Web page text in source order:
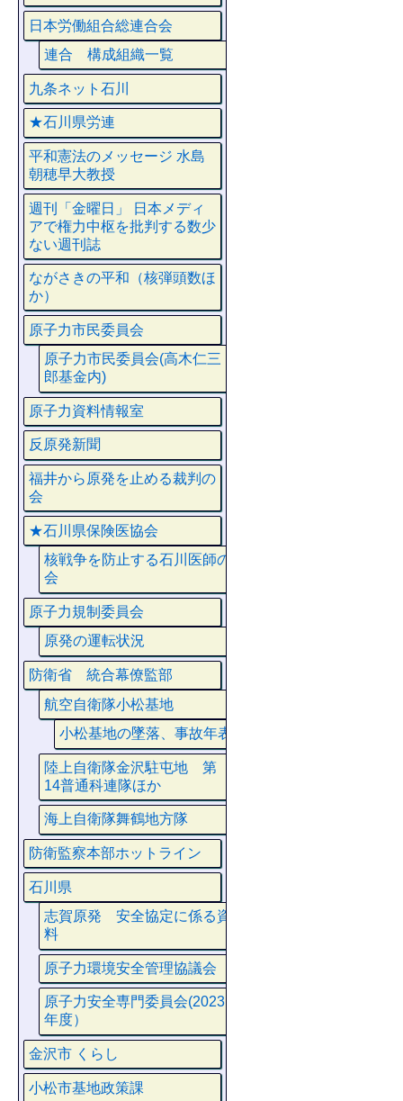
日本労働組合総連合会
連合 構成組織一覧
九条ネット石川
★石川県労連
平和憲法のメッセージ 水島
朝穂早大教授
週刊「金曜日」 日本メディ
アで権力中枢を批判する数少
ない週刊誌
ながさきの平和（核弾頭数ほ
か）
原子力市民委員会
原子力市民委員会(高木仁三
郎基金内)
原子力資料情報室
反原発新聞
福井から原発を止める裁判の
会
★石川県保険医協会
核戦争を防止する石川医師の
会
原子力規制委員会
原発の運転状況
防衛省 統合幕僚監部
航空自衛隊小松基地
小松基地の墜落、事故年表
陸上自衛隊金沢駐屯地 第
14普通科連隊ほか
海上自衛隊舞鶴地方隊
防衛監察本部ホットライン
石川県
志賀原発 安全協定に係る資
料
原子力環境安全管理協議会
原子力安全専門委員会(2023
年度）
金沢市 くらし
小松市基地政策課